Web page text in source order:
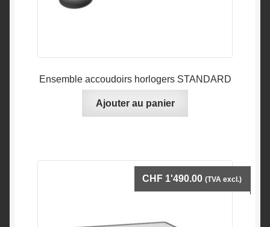
Ensemble accoudoirs horlogers STANDARD
Ajouter au panier
CHF 1'490.00 (TVA excl.)